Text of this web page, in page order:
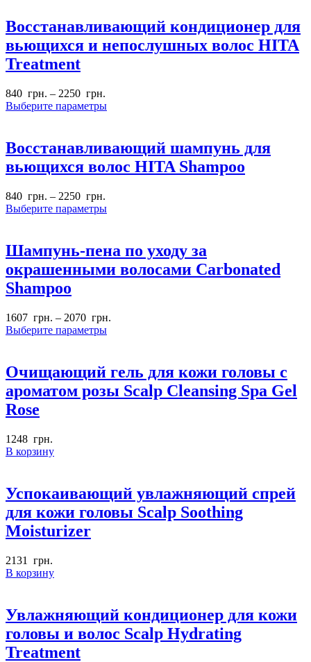
Восстанавливающий кондиционер для
вьющихся и непослушных волос HITA
Treatment
840 грн. – 2250 грн.
Выберите параметры
Восстанавливающий шампунь для
вьющихся волос HITA Shampoo
840 грн. – 2250 грн.
Выберите параметры
Шампунь-пена по уходу за
окрашенными волосами Carbonated
Shampoo
1607 грн. – 2070 грн.
Выберите параметры
Очищающий гель для кожи головы с
ароматом розы Scalp Cleansing Spa Gel
Rose
1248 грн.
В корзину
Успокаивающий увлажняющий спрей
для кожи головы Scalp Soothing
Moisturizer
2131
грн.
В корзину
Увлажняющий кондиционер для кожи
головы и волос Scalp Hydrating
Treatment